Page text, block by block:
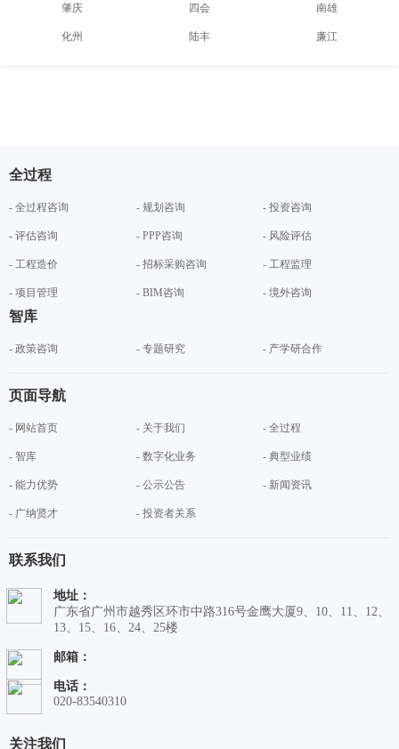
肇庆 四会 南雄
化州 陆丰 廉江
全过程
- 全过程咨询 - 规划咨询 - 投资咨询
- 评估咨询 - PPP咨询 - 风险评估
- 工程造价 - 招标采购咨询 - 工程监理
- 项目管理 - BIM咨询 - 境外咨询
智库
- 政策咨询 - 专题研究 - 产学研合作
页面导航
- 网站首页 - 关于我们 - 全过程
- 智库 - 数字化业务 - 典型业绩
- 能力优势 - 公示公告 - 新闻资讯
- 广纳贤才 - 投资者关系
联系我们
地址：
广东省广州市越秀区环市中路316号金鹰大厦9、10、11、12、
13、15、16、24、25楼
邮箱：
电话：
020-83540310
关注我们